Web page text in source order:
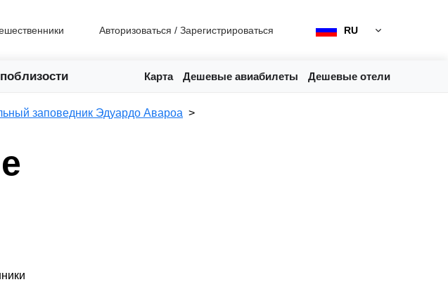
Авторизоваться / Зарегистрироваться RU
Карта Дешевые авиабилеты Дешевые отели
заповедник Эдуардо Авароа